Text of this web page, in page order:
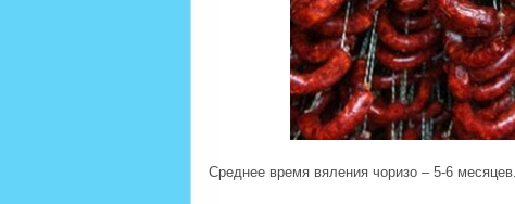
Среднее время вяления чоризо – 5-6 месяцев.